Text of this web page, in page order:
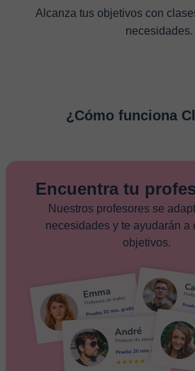
Alcanza tus objetivos con
necesidades.
¿Cómo funciona
Encuentra tu
Nuestros profesores se
necesidades y te ayudarán a
objetivos.